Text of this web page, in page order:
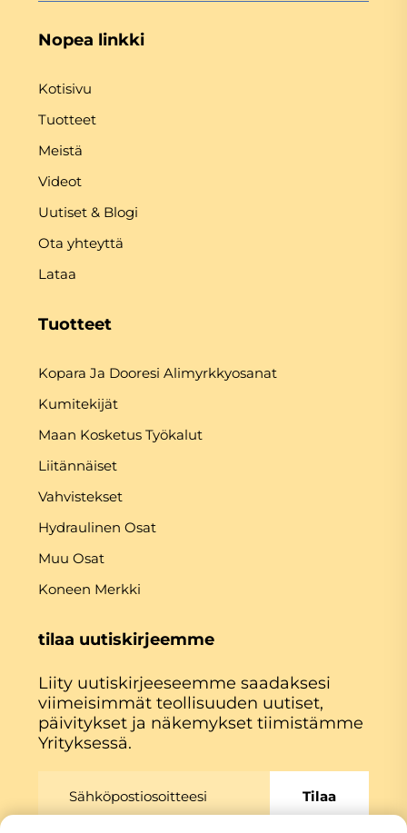
Nopea linkki
Kotisivu
Tuotteet
Meistä
Videot
Uutiset & Blogi
Ota yhteyttä
Lataa
Tuotteet
Kopara Ja Dooresi Alimyrkkyosanat
Kumitekijät
Maan Kosketus Työkalut
Liitännäiset
Vahvistekset
Hydraulinen Osat
Muu Osat
Koneen Merkki
tilaa uutiskirjeemme
Liity uutiskirjeeseemme saadaksesi
viimeisimmät teollisuuden uutiset,
päivitykset ja näkemykset tiimistämme
Yrityksessä.
Tilaa